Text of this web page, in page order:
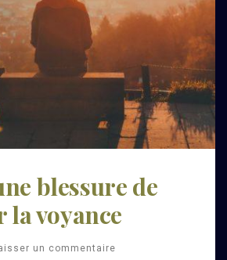
blessure de
la voyance
un commentaire